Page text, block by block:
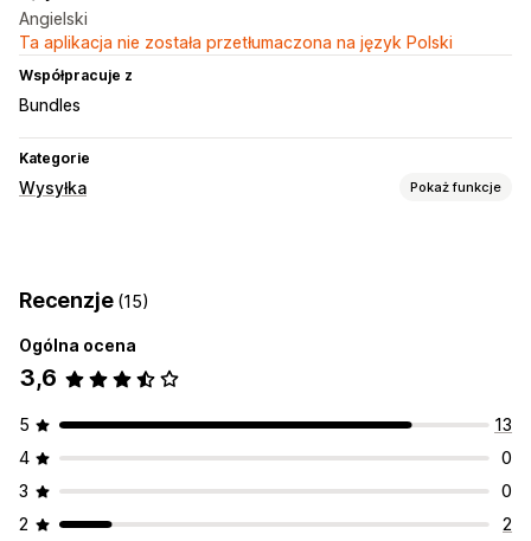
Angielski
Ta aplikacja nie została przetłumaczona na język Polski
Współpracuje z
Bundles
Kategorie
Wysyłka Pokaż funkcje
Recenzje (15)
Ogólna ocena
3,6
5
13
4
0
3
0
2
2